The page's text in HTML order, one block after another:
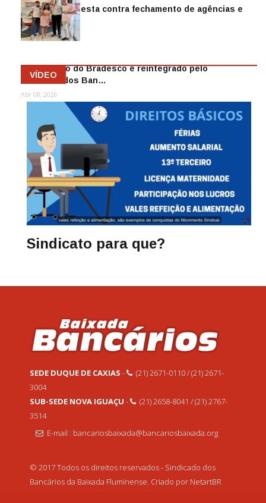
Sindicato protesta contra fechamento de agências e
as demiss…
Mai 13, 2026
Funcionário do Bradesco é reintegrado pelo
Sindicato dos Ban…
Abr 08, 2026
VÍDEO
Sindicato para que?
SEDE DUQUE DE CAXIAS -
(21) 2671-0110 / (21) 2671-
3004
SUB-SEDE NOVA IGUAÇU -
(21) 2658-8041 / (21) 2767-
3514
E-mail : bancariosbaixada@bancariosbaixada.org
© 2017 Todos os direitos reservados - Sindicado dos
Bancários da Baixada Fluminense. Criado por NetartBR